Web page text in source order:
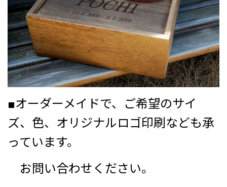
■オーダーメイドで、ご希望のサイ
ズ、色、オリジナルロゴ印刷なども承
っています。
お問い合わせください。